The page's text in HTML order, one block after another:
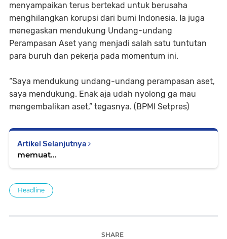
menyampaikan terus bertekad untuk berusaha
menghilangkan korupsi dari bumi Indonesia. Ia juga
menegaskan mendukung Undang-undang
Perampasan Aset yang menjadi salah satu tuntutan
para buruh dan pekerja pada momentum ini.
“Saya mendukung undang-undang perampasan aset,
saya mendukung. Enak aja udah nyolong ga mau
mengembalikan aset,” tegasnya. (BPMI Setpres)
Artikel Selanjutnya
memuat...
Headline
SHARE